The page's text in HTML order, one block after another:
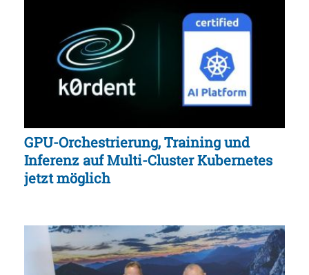
GPU-Orchestrierung, Training und
Inferenz auf Multi-Cluster Kubernetes
jetzt möglich